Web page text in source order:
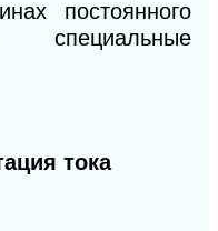
постоянного
специальные
тока